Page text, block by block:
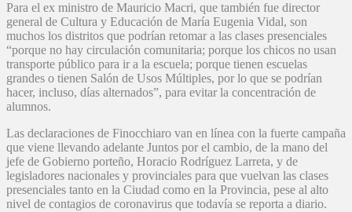
Para el ex ministro de Mauricio Macri, que también fue director
general de Cultura y Educación de María Eugenia Vidal, son
muchos los distritos que podrían retomar a las clases presenciales
“porque no hay circulación comunitaria; porque los chicos no usan
transporte público para ir a la escuela; porque tienen escuelas
grandes o tienen Salón de Usos Múltiples, por lo que se podrían
hacer, incluso, días alternados”, para evitar la concentración de
alumnos.
Las declaraciones de Finocchiaro van en línea con la fuerte campaña
que viene llevando adelante Juntos por el cambio, de la mano del
jefe de Gobierno porteño, Horacio Rodríguez Larreta, y de
legisladores nacionales y provinciales para que vuelvan las clases
presenciales tanto en la Ciudad como en la Provincia, pese al alto
nivel de contagios de coronavirus que todavía se reporta a diario.